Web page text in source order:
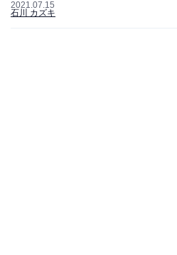
2021.07.15
石川 カズキ